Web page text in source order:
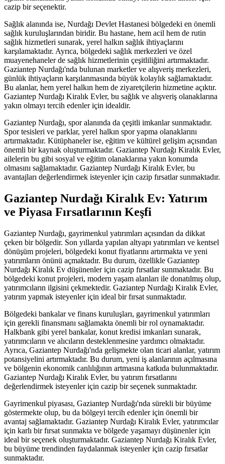
cazip bir seçenektir.
Sağlık alanında ise, Nurdağı Devlet Hastanesi bölgedeki en önemli
sağlık kuruluşlarından biridir. Bu hastane, hem acil hem de rutin
sağlık hizmetleri sunarak, yerel halkın sağlık ihtiyaçlarını
karşılamaktadır. Ayrıca, bölgedeki sağlık merkezleri ve özel
muayenehaneler de sağlık hizmetlerinin çeşitliliğini artırmaktadır.
Gaziantep Nurdağı'nda bulunan marketler ve alışveriş merkezleri,
günlük ihtiyaçların karşılanmasında büyük kolaylık sağlamaktadır.
Bu alanlar, hem yerel halkın hem de ziyaretçilerin hizmetine açıktır.
Gaziantep Nurdağı Kiralık Evler, bu sağlık ve alışveriş olanaklarına
yakın olmayı tercih edenler için idealdir.
Gaziantep Nurdağı, spor alanında da çeşitli imkanlar sunmaktadır.
Spor tesisleri ve parklar, yerel halkın spor yapma olanaklarını
artırmaktadır. Kütüphaneler ise, eğitim ve kültürel gelişim açısından
önemli bir kaynak oluşturmaktadır. Gaziantep Nurdağı Kiralık Evler,
ailelerin bu gibi sosyal ve eğitim olanaklarına yakın konumda
olmasını sağlamaktadır. Gaziantep Nurdağı Kiralık Evler, bu
avantajları değerlendirmek isteyenler için cazip fırsatlar sunmaktadır.
Gaziantep Nurdağı Kiralık Ev: Yatırım
ve Piyasa Fırsatlarının Keşfi
Gaziantep Nurdağı, gayrimenkul yatırımları açısından da dikkat
çeken bir bölgedir. Son yıllarda yapılan altyapı yatırımları ve kentsel
dönüşüm projeleri, bölgedeki konut fiyatlarını artırmakta ve yeni
yatırımların önünü açmaktadır. Bu durum, özellikle Gaziantep
Nurdağı Kiralık Ev düşünenler için cazip fırsatlar sunmaktadır. Bu
bölgedeki konut projeleri, modern yaşam alanları ile donatılmış olup,
yatırımcıların ilgisini çekmektedir. Gaziantep Nurdağı Kiralık Evler,
yatırım yapmak isteyenler için ideal bir fırsat sunmaktadır.
Bölgedeki bankalar ve finans kuruluşları, gayrimenkul yatırımları
için gerekli finansmanı sağlamakta önemli bir rol oynamaktadır.
Halkbank gibi yerel bankalar, konut kredisi imkanları sunarak,
yatırımcıların ve alıcıların desteklenmesine yardımcı olmaktadır.
Ayrıca, Gaziantep Nurdağı'nda gelişmekte olan ticari alanlar, yatırım
potansiyelini artırmaktadır. Bu durum, yeni iş alanlarının açılmasına
ve bölgenin ekonomik canlılığının artmasına katkıda bulunmaktadır.
Gaziantep Nurdağı Kiralık Evler, bu yatırım fırsatlarını
değerlendirmek isteyenler için cazip bir seçenek sunmaktadır.
Gayrimenkul piyasası, Gaziantep Nurdağı'nda sürekli bir büyüme
göstermekte olup, bu da bölgeyi tercih edenler için önemli bir
avantaj sağlamaktadır. Gaziantep Nurdağı Kiralık Evler, yatırımcılar
için karlı bir fırsat sunmakta ve bölgede yaşamayı düşünenler için
ideal bir seçenek oluşturmaktadır. Gaziantep Nurdağı Kiralık Evler,
bu büyüme trendinden faydalanmak isteyenler için cazip fırsatlar
sunmaktadır.